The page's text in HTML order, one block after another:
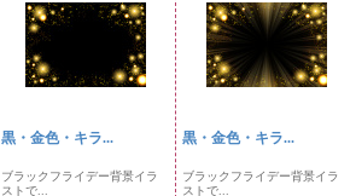
黒・金色・キラ...
ブラックフライデー背景イラ
ストで...
黒・金色・キラ...
ブラックフライデー背景イラ
ストで...